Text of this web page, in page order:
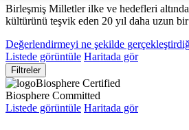
Birleşmiş Milletler ilke ve hedefleri
kültürünü teşvik eden 20 yıl daha uzun
Değerlendirmeyi ne şekilde
Listede görüntüle Haritada gör
Filtreler
Biosphere Certified
Biosphere Committed
Listede görüntüle Haritada gör